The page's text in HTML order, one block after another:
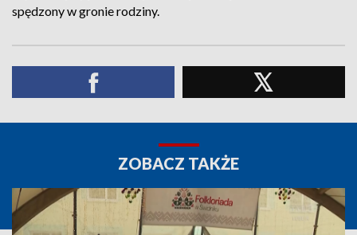
spędzony w gronie rodziny.
ZOBACZ TAKŻE